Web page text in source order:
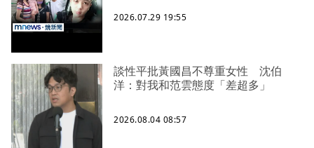
2026.07.29 19:55
談性平批黃國昌不尊重女性 沈伯
洋：對我和范雲態度「差超多」
2026.08.04 08:57